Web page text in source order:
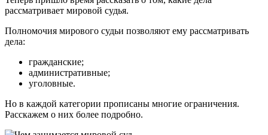
рассматривает мировой судья.
Полномочия мирового судьи позволяют ему рассматривать
дела:
гражданские;
административные;
уголовные.
Но в каждой категории прописаны многие ограничения.
Расскажем о них более подробно.